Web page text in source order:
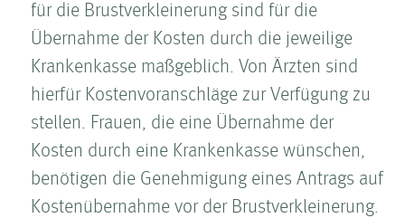
für die Brust­ver­kleinerung sind für die
Übernahme der Kosten­ durch die jeweilige
Krankenkasse maßgeblich. Von Ärzten sind
hierfür Kosten­voranschläge zur Verfügung zu
stellen. Frauen, die eine Übernahme der
Kosten­ durch eine Krankenkasse wünschen,
benötigen die Genehmigung eines Antrags auf
Kosten­übernahme vor der Brust­ver­kleinerung.